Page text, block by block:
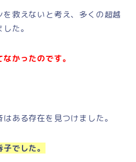
救えないと考え、多くの超越
た。
かったのです。
ある存在を見つけました。
でした。